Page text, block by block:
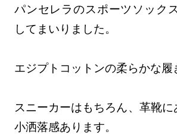
パンセレラのスポーツソックス
してまいりました。
エジプトコットンの柔らかな履
スニーカーはもちろん、革靴に
小洒落感あります。